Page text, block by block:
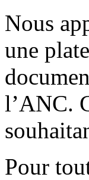
Nous
une
l’ANC.
Pour